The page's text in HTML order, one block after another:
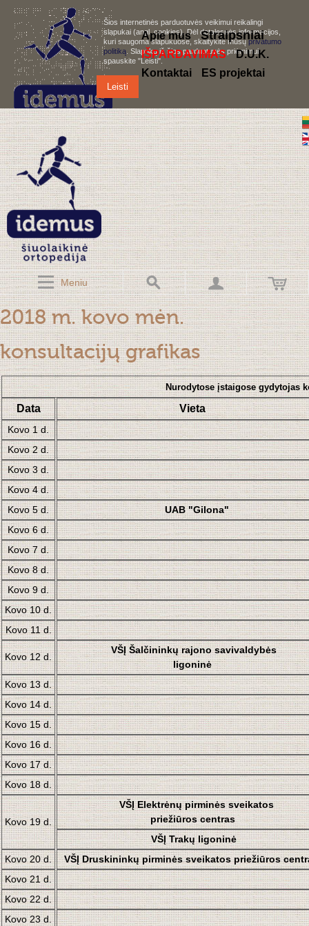
Šios internetinės parduotuvės veikimui reikalingi
slapukai (angl. cookies). Dėl detalesnės informacijos,
kuri saugoma slapukuose, skaitykite mūsųprivatumo
politiką . Slapukų iš šios parduotuvės priėmimui,
spauskite "Leisti".
Leisti
Meniu
Apie mus Straipsniai
IŠPARDAVIMAS
D.U.K.
Kontaktai
ES projektai
2018 m. kovo mėn.
konsultacijų grafikas
Nurodytose įstaigose gydytojas
Data Vieta
Kovo 1 d.
Kovo 2 d.
Kovo 3 d.
Kovo 4 d.
Kovo 5 d.
UAB "Gilona"
Kovo 6 d.
Kovo 7 d.
Kovo 8 d.
Kovo 9 d.
Kovo 10 d.
Kovo 11 d.
Kovo 12 d.
VŠĮ Šalčininkų rajono savivaldybės
ligoninė
Kovo 13 d.
Kovo 14 d.
Kovo 15 d.
Kovo 16 d.
Kovo 17 d.
Kovo 18 d.
Kovo 19 d.
VŠĮ Elektrėnų pirminės sveikatos
priežiūros centras
VŠĮ Trakų ligoninė
Kovo 20 d.
VŠĮDruskininkų pirminės sveikatos priežiūros
Kovo 21 d.
Kovo 22 d.
Kovo 23 d.